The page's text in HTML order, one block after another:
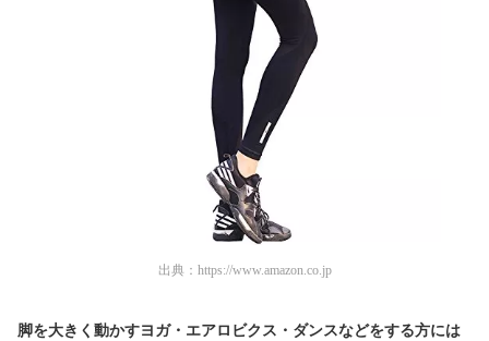
出典： https://www.amazon.co.jp
脚を大きく動かすヨガ・エアロビクス・ダンスなどをする方には